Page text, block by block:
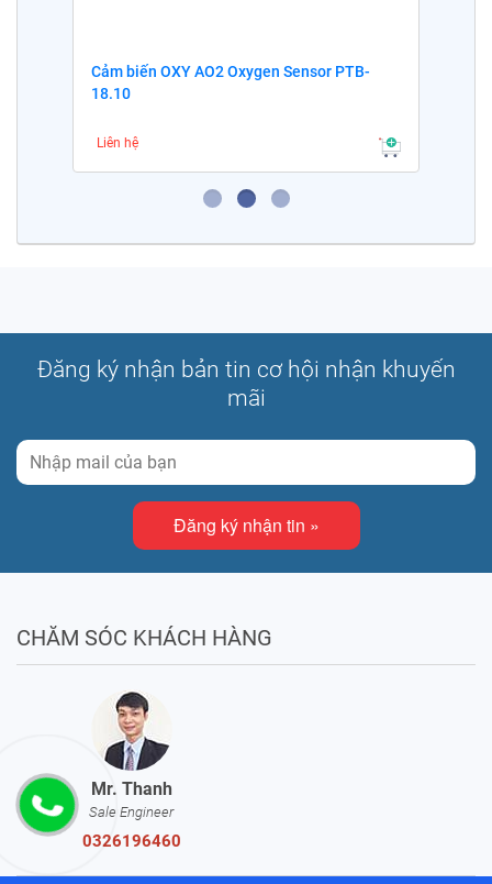
Cảm biến OXY AO2 Oxygen Sensor PTB-
18.10
Liên hệ
Đăng ký nhận bản tin cơ hội nhận khuyến
mãi
Đăng ký nhận tin »
CHĂM SÓC KHÁCH HÀNG
Mr. Thanh
Sale Engineer
0326196460